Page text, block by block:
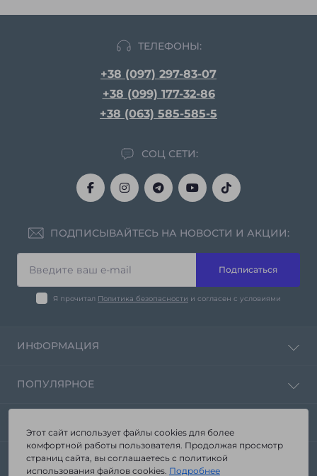
ТЕЛЕФОНЫ:
+38 (097) 297-83-07
+38 (099) 177-32-86
+38 (063) 585-585-5
СОЦ СЕТИ:
ПОДПИСЫВАЙТЕСЬ НА НОВОСТИ И АКЦИИ:
Подписаться
Я прочитал Политика безопасности и согласен с условиями
ИНФОРМАЦИЯ
Контакты
Возврат товара
Производители
Акции
ПОПУЛЯРНОЕ
Зеркала от производителя «Seria-A»
Корпусная мебель
Мебель в ванную комнату
Мебель из стекла
г. Запорожье ул. Стартовая 3а
МЕССЕНДЖЕРЫ
Этот сайт использует файлы cookies для более
комфортной работы пользователя. Продолжая просмотр
страниц сайта, вы соглашаетесь с политикой
использования файлов cookies. Подробнее